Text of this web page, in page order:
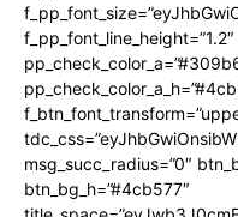
msg_succ_radius=”0″
btn_bg_h=”#4cb577″